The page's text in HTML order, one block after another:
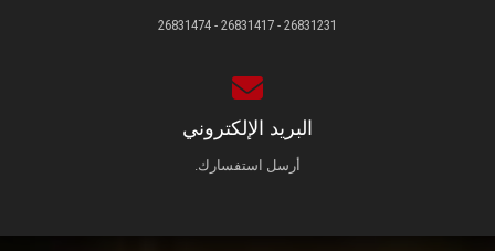
26831231 - 26831417 - 26831474
البريد الإلكتروني
أرسل استفسارك.